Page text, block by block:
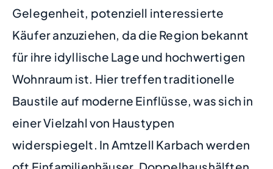
Gelegenheit, potenziell interessierte
Käufer anzuziehen, da die Region bekannt
für ihre idyllische Lage und hochwertigen
Wohnraum ist. Hier treffen traditionelle
Baustile auf moderne Einflüsse, was sich in
einer Vielzahl von Haustypen
widerspiegelt. In Amtzell Karbach werden